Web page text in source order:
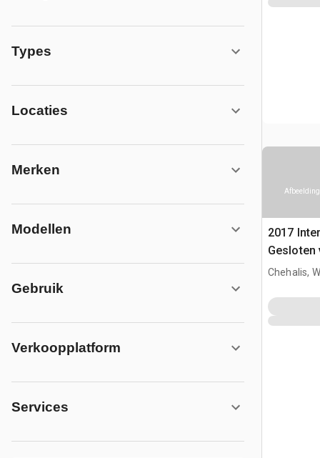
Types
Locaties
Merken
Modellen
Gebruik
Verkoopplatform
Services
2017
Gesloten
Chehalis,